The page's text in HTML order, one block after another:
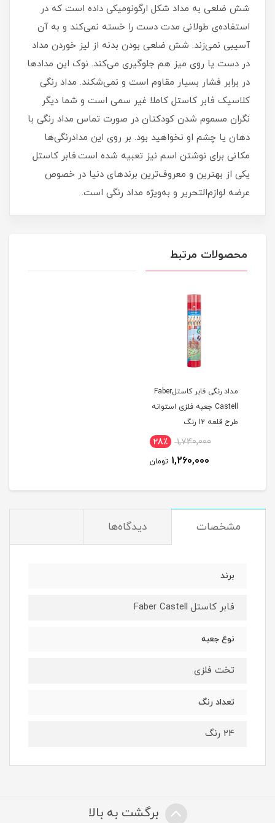
شش ضلعی به مداد شکل ارگونوميکی داده است که در
استفاده‌ی طولانی مدت دست را خسته نمی‌کند و به آن
آسيبی نمی‌زند. شش ضلعی بودن بدنه از ليز خوردن مداد
در دست يا روی ميز هم جلوگيری می‌کند. نوک اين مدادها
در برابر فشار بسيار مقاوم است و نمی‌شکند. مداد رنگی
کلاسيک فابر کاستل کاملا غير سمی است و شما ديگر
نگران مسموم شدن کودکتان در صورت تماس مداد رنگی با
دهان يا چشم او نخواهيد بود. بر روی این مدادرنگی‌ها
مکانی برای نوشتن اسم نیز تعبیه شده است.فابر کاستل
یکی از بهترین و معروف‌ترین برند‌های دنیا در خصوص
عرضه لوازم‌التحریر و به‌ویژه مداد رنگی است.
محصولات مرتبط
مداد رنگی فابر کاستلFaber
Castell جعبه فلزی استوانه
طرح قلعه 12 رنگ
1,740,000 28٪
1,260,000 تومان
مشخصات دیدگاه‌ها
برند
فابر کاستل Faber Castell
نوع جعبه
تخت فلزی
تعداد رنگ
24 رنگ
برگشت به بالا